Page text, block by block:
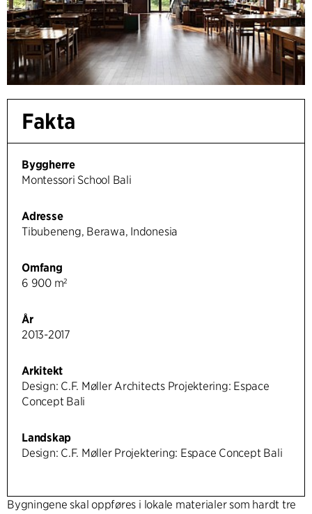
Fakta
Byggherre
Montessori School Bali
Adresse
Tibubeneng, Berawa, Indonesia
Omfang
6 900 m²
År
2013-2017
Arkitekt
Design: C.F. Møller Architects Projektering: Espace
Concept Bali
Landskap
Design: C.F. Møller Projektering: Espace Concept Bali
Bygningene skal oppføres i lokale materialer som hardt tre